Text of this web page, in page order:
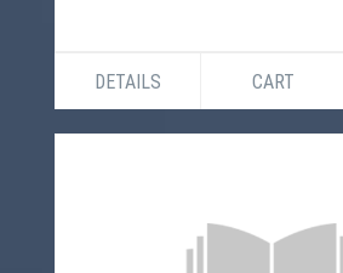
DETAILS CART